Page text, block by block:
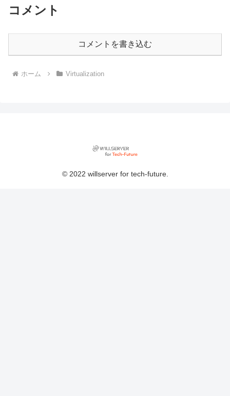
コメント
コメントを書き込む
ホーム Virtualization
© 2022 willserver for tech-future.